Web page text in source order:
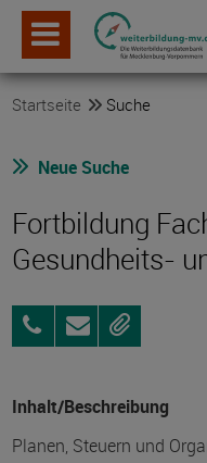
Startseite Suche
Neue Suche
Fortbildung
Gesundheits-
0381
24
AnfragenMerken
Inhalt/Beschreibung
Planen, Steuern und